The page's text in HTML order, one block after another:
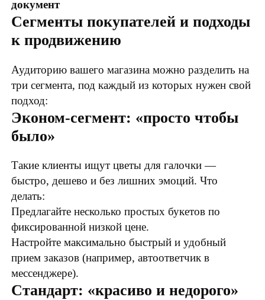
документ
Сегменты покупателей и подходы
к продвижению
Аудиторию вашего магазина можно разделить на
три сегмента, под каждый из которых нужен свой
подход:
Эконом-сегмент: «просто чтобы
было»
Такие клиенты ищут цветы для галочки —
быстро, дешево и без лишних эмоций. Что
делать:
Предлагайте несколько простых букетов по
фиксированной низкой цене.
Настройте максимально быстрый и удобный
прием заказов (например, автоответчик в
мессенджере).
Стандарт: «красиво и недорого»